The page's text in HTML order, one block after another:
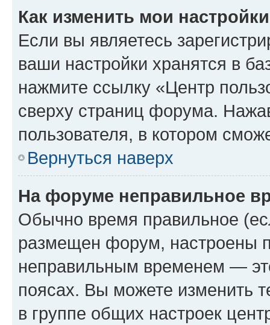
Как изменить мои
Если вы являетесь
ваши настройки хранятся в
нажмите ссылку «Центр
сверху страниц форума.
пользователя, в котором
Вернуться наверх
На форуме неправильное
Обычно время правильное
размещен форум, настроены
неправильным временем —
поясах. Вы можете изменить
в группе общих настроек